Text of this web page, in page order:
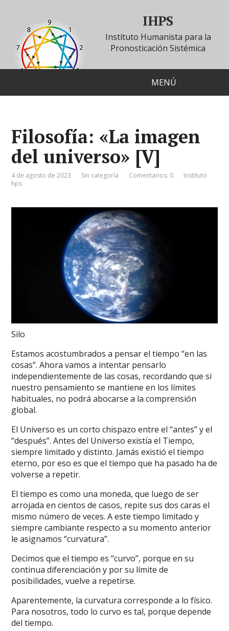
IHPS
Instituto Humanista para la
Pronosticación Sistémica
MENÚ
Filosofía: «La imagen
del universo» [V]
4 de agosto de 2023 Sin categoría Comentarios: 0
Instituto
hps
Silo
Estamos acostumbrados a pensar el tiempo “en las
cosas”. Ahora vamos a intentar pensarlo
independientemente de las cosas, recordando que si
nuestro pensamiento se mantiene en los límites
habituales, no podrá abocarse a la comprensión
global.
El Universo es un corto chispazo entre el “antes” y el
“después”. Antes del Universo existía el Tiempo,
siempre limitado y distinto. Jamás existió el tiempo
eterno, por eso es que el tiempo que ha pasado ha de
volverse a repetir.
El tiempo es como una moneda, que luego de ser
arrojada en cientos de casos, repite sus dos caras el
mismo número de veces. A este tiempo limitado y
siempre cambiante respecto a su momento anterior
le asignamos “curvatura”.
Decimos que el tiempo es “curvo”, porque en su
continua diferenciación y por su límite de
posibilidades, vuelve a repetirse.
Aparentemente, la curvatura corresponde a lo físico.
Para nosotros, todo lo curvo es tal, porque depende
del tiempo.